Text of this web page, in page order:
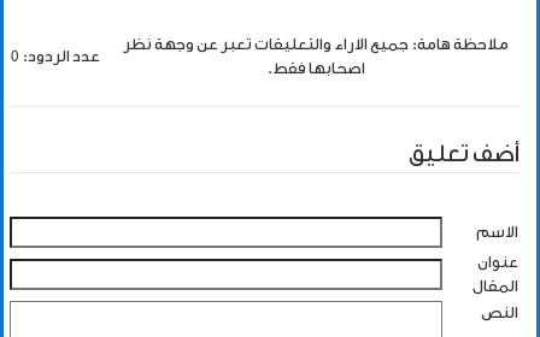
ملاحظة هامة: جميع الاراء والتعليقات تعبر عن وجهة نظر
اصحابها فقط.
عدد الردود: 0
أضف تعليق
الاسم
عنوان
المقال
النص